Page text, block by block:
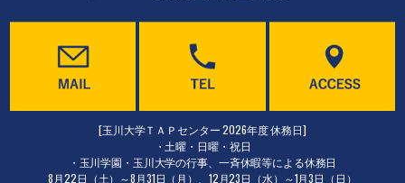
[玉川大学ＴＡＰセンター 2026年度 休務日]
・土曜・日曜・祝日
・玉川学園・玉川大学の行事、一斉休暇等による休務日
8月22日（土）～8月31日（月）、12月23日（水）～1月3日（日）